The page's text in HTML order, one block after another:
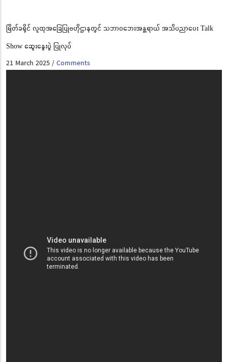
မြိတ်ခရိုင် လူထုအခြေပြုဗဟိုဌာနတွင် သဘာဝဘေးအန္တရာယ် အသိပညာပေး Talk
Show ဆွေးနွေးပွဲ ပြုလုပ်
21 March 2025/Comments